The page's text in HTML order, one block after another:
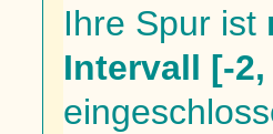
Ihre Spur ist
Intervall [-2,